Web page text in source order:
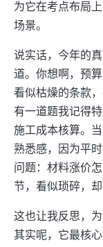
为它在考点布局
场景。
说实话，今年的
道。你想啊，预
看似枯燥的条款
有一道题我记得
施工成本核算。
熟悉感，因为平
问题：材料涨价
节，看似琐碎，
这也让我反思，
其实呢，它最核